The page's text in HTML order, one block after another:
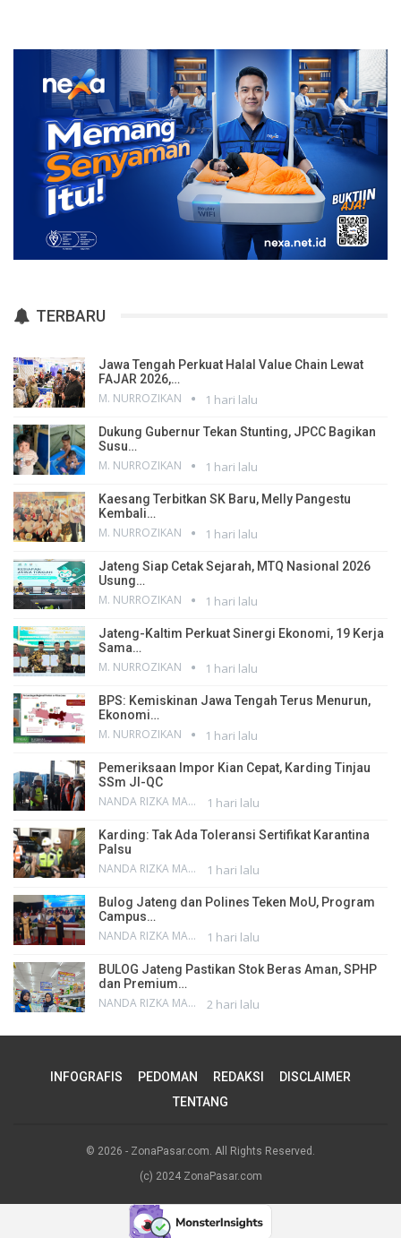
TERBARU
Jawa Tengah Perkuat Halal Value Chain Lewat
FAJAR 2026,…
M. NURROZIKAN 1 hari lalu
Dukung Gubernur Tekan Stunting, JPCC Bagikan
Susu…
M. NURROZIKAN 1 hari lalu
Kaesang Terbitkan SK Baru, Melly Pangestu
Kembali…
M. NURROZIKAN 1 hari lalu
Jateng Siap Cetak Sejarah, MTQ Nasional 2026
Usung…
M. NURROZIKAN 1 hari lalu
Jateng-Kaltim Perkuat Sinergi Ekonomi, 19 Kerja
Sama…
M. NURROZIKAN 1 hari lalu
BPS: Kemiskinan Jawa Tengah Terus Menurun,
Ekonomi…
M. NURROZIKAN 1 hari lalu
Pemeriksaan Impor Kian Cepat, Karding Tinjau
SSm JI-QC
NANDA RIZKA MAHENDRA 1 hari lalu
Karding: Tak Ada Toleransi Sertifikat Karantina
Palsu
NANDA RIZKA MAHENDRA 1 hari lalu
Bulog Jateng dan Polines Teken MoU, Program
Campus…
NANDA RIZKA MAHENDRA 1 hari lalu
BULOG Jateng Pastikan Stok Beras Aman, SPHP
dan Premium…
NANDA RIZKA MAHENDRA 2 hari lalu
INFOGRAFIS PEDOMAN REDAKSI
DISCLAIMER
TENTANG
© 2026 - ZonaPasar.com. All Rights Reserved.
(c) 2024 ZonaPasar.com